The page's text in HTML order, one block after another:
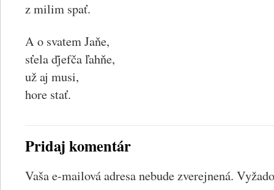
z milim spať.
A o svatem Jaňe,
sťela ďjefča ľahňe,
už aj musi,
hore stať.
Pridaj komentár
Vaša e-mailová adresa nebude zverejnená.